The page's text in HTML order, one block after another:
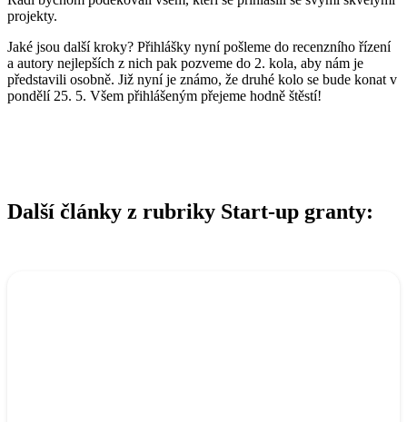
projekty.
Jaké jsou další kroky? Přihlášky nyní pošleme do recenzního řízení
a autory nejlepších z nich pak pozveme do 2. kola, aby nám je
představili osobně. Již nyní je známo, že druhé kolo se bude konat v
pondělí 25. 5. Všem přihlášeným přejeme hodně štěstí!
Další články z rubriky Start-up granty: